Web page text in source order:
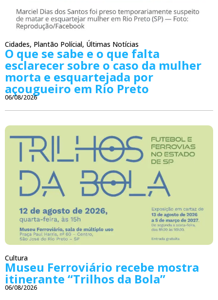
Cidades, Plantão Polícial, Últimas Notícias
O que se sabe e o que falta
esclarecer sobre o caso da mulher
morta e esquartejada por
açougueiro em Rio Preto
06/08/2026
Cultura
Museu Ferroviário recebe mostra
itinerante “Trilhos da Bola”
06/08/2026